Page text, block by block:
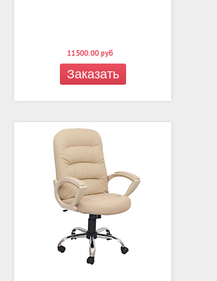
11500.00 руб
Заказать